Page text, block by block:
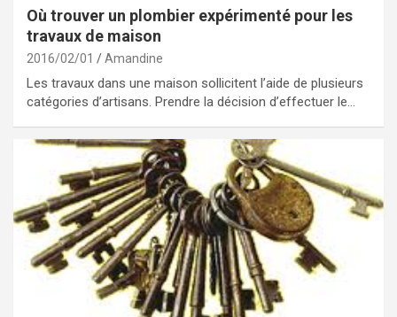
Où trouver un plombier expérimenté pour les
travaux de maison
2016/02/01 Amandine
Les travaux dans une maison sollicitent l’aide de plusieurs
catégories d’artisans. Prendre la décision d’effectuer le…